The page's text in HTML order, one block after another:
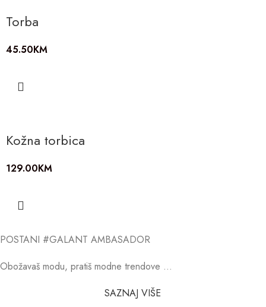
Torba
45.50KM
Kožna torbica
129.00KM
POSTANI #GALANT AMBASADOR
Obožavaš modu, pratiš modne trendove …
SAZNAJ VIŠE